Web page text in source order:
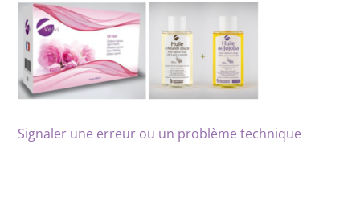
Signaler une erreur ou un problème technique